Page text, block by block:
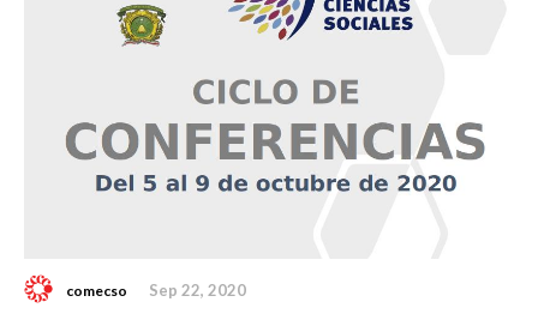
comecso Sep 22, 2020